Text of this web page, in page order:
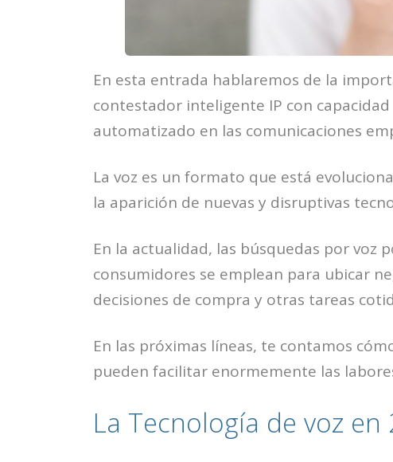
En esta entrada hablaremos de la
contestador inteligente IP con
automatizado en las comunicaciones
La voz es un formato que está
la aparición de nuevas y disruptivas
En la actualidad, las búsquedas por voz
consumidores se emplean para ubicar
decisiones de compra y otras tareas
En las próximas líneas, te contamos
pueden facilitar enormemente las
La Tecnología de voz en